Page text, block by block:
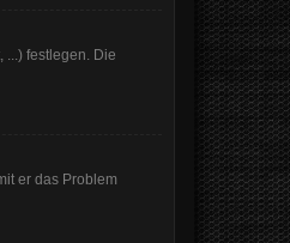
...) festlegen. Die
er das Problem